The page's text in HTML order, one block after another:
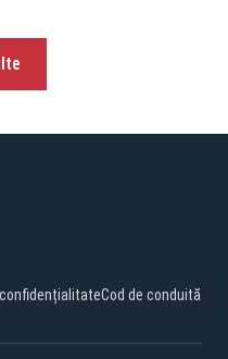
Cod de conduită